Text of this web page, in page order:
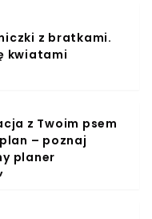
z bratkami.
kwiatami
z Twoim psem
– poznaj
planer